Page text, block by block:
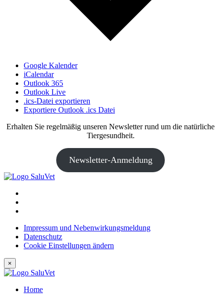
Google Kalender
iCalendar
Outlook 365
Outlook Live
.ics-Datei exportieren
Exportiere Outlook .ics Datei
Erhalten Sie regelmäßig unseren Newsletter rund um die natürliche
Tiergesundheit.
Newsletter-Anmeldung
Impressum und Nebenwirkungsmeldung
Datenschutz
Cookie Einstellungen ändern
×
Home